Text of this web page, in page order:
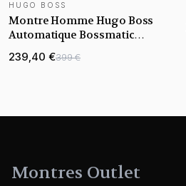
NOUVEAUTÉ
HUGO BOSS
Montre Homme Hugo Boss
Automatique Bossmatic
1514178 bicolore bracelet
maillons acier
239,40 €399 €
Montres Outlet